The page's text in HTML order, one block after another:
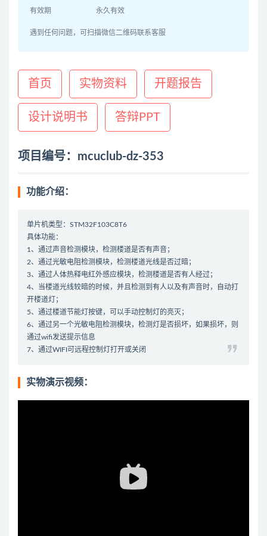
有效期 永久有效
遇到任何问题，可扫描微信二维码联系客服
首页 实物资料 开题报告
设计说明书 答辩PPT
项目编号：mcuclub-dz-353
功能介绍：
单片机类型：STM32F103C8T6
具体功能：
1、通过声音检测模块，检测楼道是否有声音；
2、通过光敏电阻检测模块，检测楼道光线是否过暗；
3、通过人体热释电红外感应模块，检测楼道是否有人经过；
4、当楼道光线较暗的时候，并且检测到有人以及有声音时，自动打
开楼道灯；
5、通过楼道节能灯按键，可以手动控制灯的亮灭；
6、通过另一个光敏电阻检测模块，检测灯是否损坏，如果损坏，则
通过wifi发送提示信息
7、通过WIFI可远程控制灯打开或关闭
实物演示视频：